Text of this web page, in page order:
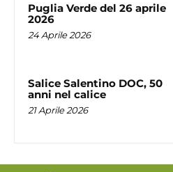
Puglia Verde del 26 aprile
2026
24 Aprile 2026
Salice Salentino DOC, 50
anni nel calice
21 Aprile 2026